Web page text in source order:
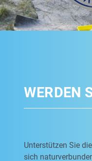
WERDEN
Unterstützen Sie
sich